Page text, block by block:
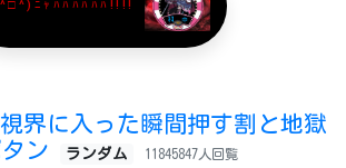
ﾆｬﾊﾊﾊﾊﾊﾊ!!!!
界に入った瞬間押す割と地獄
ン
ランダム 11845847人回覧